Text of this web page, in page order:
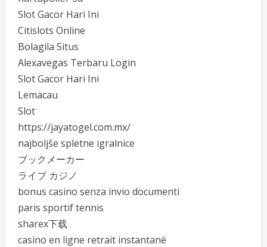
Slot Gacor Hari Ini
Citislots Online
Bolagila Situs
Alexavegas Terbaru Login
Slot Gacor Hari Ini
Lemacau
Slot
https://jayatogel.com.mx/
najboljše spletne igralnice
ブックメーカー
ライブ カジノ
bonus casino senza invio documenti
paris sportif tennis
sharex下载
casino en ligne retrait instantané